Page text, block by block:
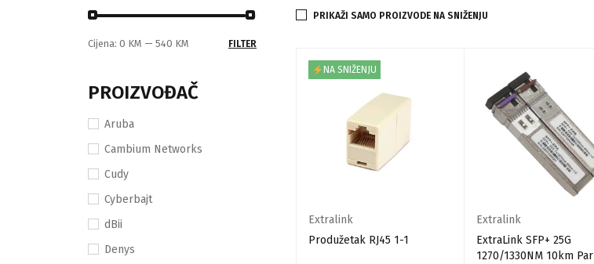
FILTER
Cijena: 0 KM — 540 KM
PROIZVOĐAČ
Aruba
Cambium Networks
Cudy
Cyberbajt
dBii
Denys
PRIKAŽI SAMO PROIZVODE NA SNIŽENJU
NA SNIŽENJU
Extralink
Produžetak RJ45 1-1
Extralink
ExtraLink SFP+ 25G
1270/1330NM 10km Par